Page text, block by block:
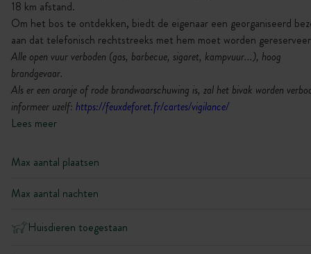
18 km afstand.
Om het bos te ontdekken, biedt de eigenaar een georganiseerd
aan dat telefonisch rechtstreeks met hem moet worden
Alle open vuur verboden (gas, barbecue, sigaret, kampvuur...), hoog
brandgevaar.
Als er een oranje of rode brandwaarschuwing is, zal het bivak worden
informeer uzelf: https://feuxdeforet.fr/cartes/vigilance/
Lees meer
Max aantal plaatsen
Max aantal nachten
Huisdieren toegestaan